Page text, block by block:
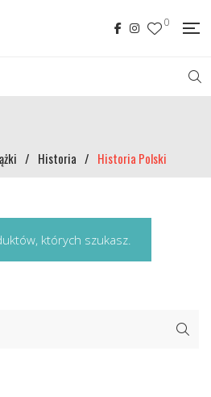
0
/ Historia / Historia Polski
których szukasz.